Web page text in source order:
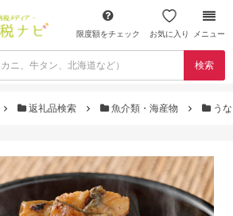
限度額をチェック お気に入り メニュー
検索
返礼品検索 魚介類・海産物 う